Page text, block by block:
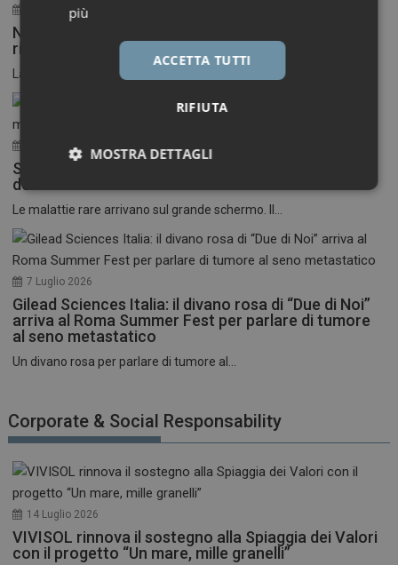
30 Luglio 2026
Neuroinfiammazione, fino a 50 mila euro per
ricercatori under 40
La Fondazione Francesco della Valle ETS apre le...
17 Luglio 2026
Stati Uniti: nasce il primo festival del cinema
dedicato alle malattie rare
Le malattie rare arrivano sul grande schermo. Il...
7 Luglio 2026
Gilead Sciences Italia: il divano rosa di “Due di Noi”
arriva al Roma Summer Fest per parlare di tumore
al seno metastatico
Un divano rosa per parlare di tumore al...
Corporate & Social Responsability
14 Luglio 2026
VIVISOL rinnova il sostegno alla Spiaggia dei Valori
con il progetto “Un mare, mille granelli”
più
ACCETTA TUTTI
RIFIUTA
MOSTRA DETTAGLI
Necessari Marketing
Necessari Marketing
sito web abilitandone funzionalità di base quali la
NOME
FORNITORE / DOMINIO
.dailyhealthindustry.it
mese